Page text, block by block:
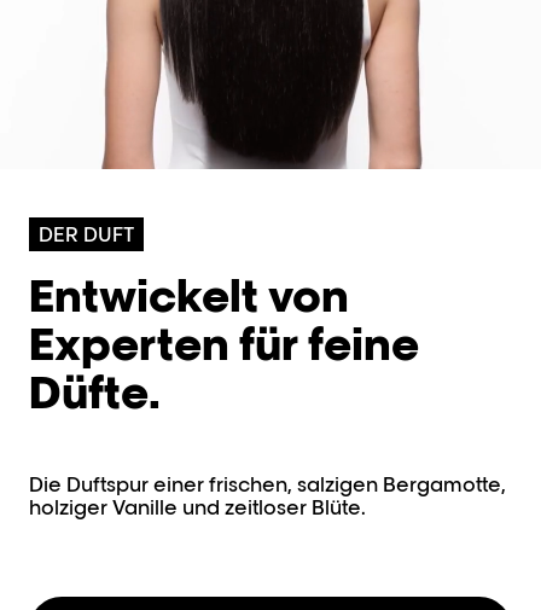
DER DUFT
Entwickelt von
Experten für feine
Düfte.
Die Duftspur einer frischen, salzigen Bergamotte,
holziger Vanille und zeitloser Blüte.